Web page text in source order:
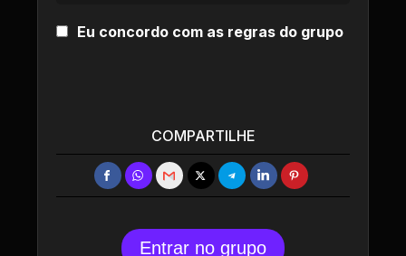
Eu concordo com as regras do grupo
COMPARTILHE
Entrar no grupo